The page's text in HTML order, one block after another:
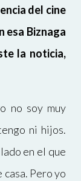
del cine
esa Biznaga
la noticia,
no soy muy
ni hijos.
en el que
casa. Pero yo